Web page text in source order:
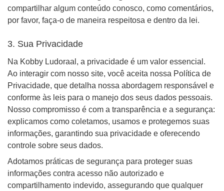
compartilhar algum conteúdo conosco, como comentários,
por favor, faça-o de maneira respeitosa e dentro da lei.
3. Sua Privacidade
Na Kobby Ludoraal, a privacidade é um valor essencial.
Ao interagir com nosso site, você aceita nossa Política de
Privacidade, que detalha nossa abordagem responsável e
conforme às leis para o manejo dos seus dados pessoais.
Nosso compromisso é com a transparência e a segurança:
explicamos como coletamos, usamos e protegemos suas
informações, garantindo sua privacidade e oferecendo
controle sobre seus dados.
Adotamos práticas de segurança para proteger suas
informações contra acesso não autorizado e
compartilhamento indevido, assegurando que qualquer